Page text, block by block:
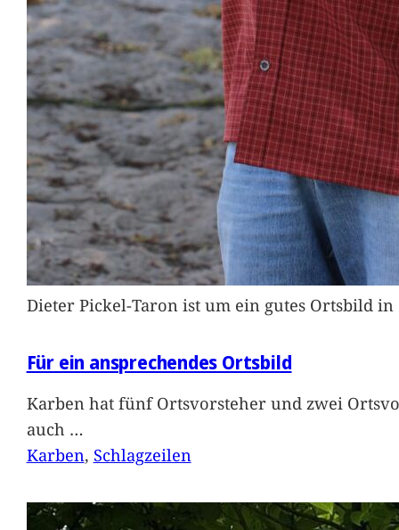
Dieter Pickel-Taron ist um ein gutes Ortsbild
Für ein ansprechendes Ortsbild
Karben hat fünf Ortsvorsteher und zwei
auch …
Karben, Schlagzeilen